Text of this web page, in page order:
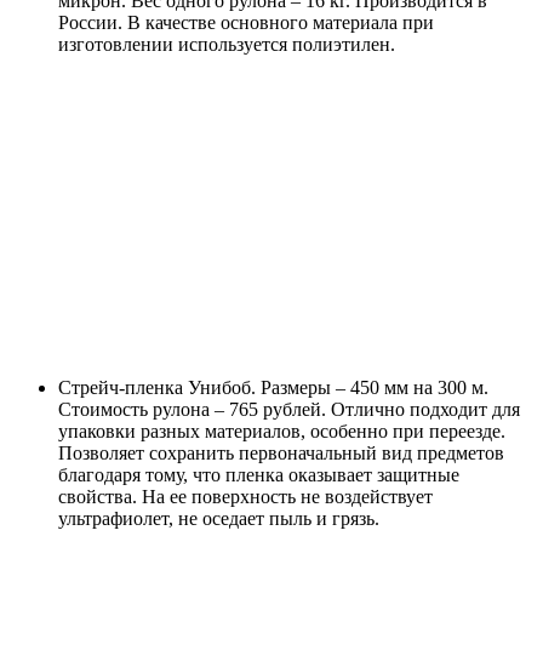
России. В качестве основного материала при
изготовлении используется полиэтилен.
Стрейч-пленка Унибоб. Размеры – 450 мм на 300 м.
Стоимость рулона – 765 рублей. Отлично подходит для
упаковки разных материалов, особенно при переезде.
Позволяет сохранить первоначальный вид предметов
благодаря тому, что пленка оказывает защитные
свойства. На ее поверхность не воздействует
ультрафиолет, не оседает пыль и грязь.